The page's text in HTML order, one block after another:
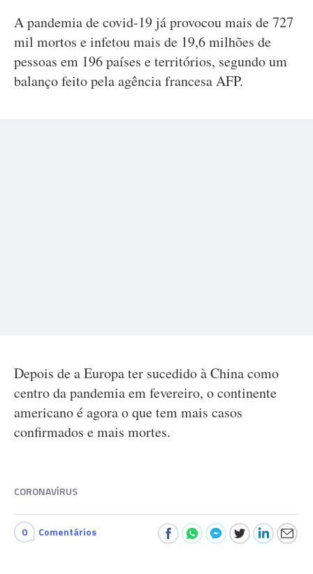
A pandemia de covid-19 já provocou mais de 727
mil mortos e infetou mais de 19,6 milhões de
pessoas em 196 países e territórios, segundo um
balanço feito pela agência francesa AFP.
Depois de a Europa ter sucedido à China como
centro da pandemia em fevereiro, o continente
americano é agora o que tem mais casos
confirmados e mais mortes.
CORONAVÍRUS
0 Comentários